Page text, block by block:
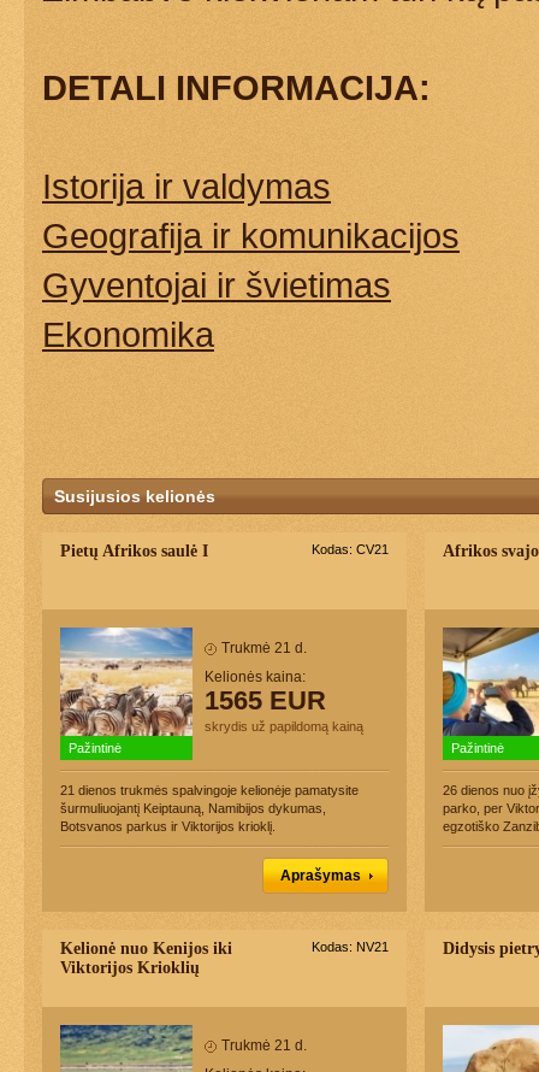
DETALI INFORMACIJA:
Istorija ir valdymas
Geografija ir komunikacijos
Gyventojai ir švietimas
Ekonomika
Susijusios kelionės
Pietų Afrikos saulė I Kodas: CV21
Pažintinė
Trukmė 21 d.
Kelionės kaina:
1565 EUR
skrydis už papildomą kainą
21 dienos trukmės spalvingoje kelionėje pamatysite
šurmuliuojantį Keiptauną, Namibijos dykumas,
Botsvanos parkus ir Viktorijos krioklį.
Aprašymas
Afrikos
Pažintinė
26 dienos nuo
parko, per
egzotiško
Kelionė nuo Kenijos iki
Viktorijos Krioklių
Kodas: NV21
Trukmė 21 d.
Didysis